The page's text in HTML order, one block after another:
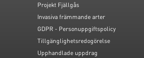
Projekt Fjällgås
Invasiva främmande arter
GDPR - Personuppgiftspolicy
Tillgänglighetsredogörelse
Upphandlade uppdrag